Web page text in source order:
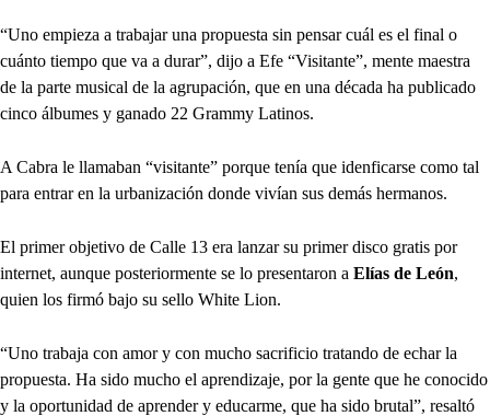
“Uno empieza a trabajar una propuesta sin pensar cuál es el final o
cuánto tiempo que va a durar”, dijo a Efe “Visitante”, mente maestra
de la parte musical de la agrupación, que en una década ha publicado
cinco álbumes y ganado 22 Grammy Latinos.
A Cabra le llamaban “visitante” porque tenía que idenficarse como tal
para entrar en la urbanización donde vivían sus demás hermanos.
El primer objetivo de Calle 13 era lanzar su primer disco gratis por
internet, aunque posteriormente se lo presentaron a Elías de León,
quien los firmó bajo su sello White Lion.
“Uno trabaja con amor y con mucho sacrificio tratando de echar la
propuesta. Ha sido mucho el aprendizaje, por la gente que he conocido
y la oportunidad de aprender y educarme, que ha sido brutal”, resaltó